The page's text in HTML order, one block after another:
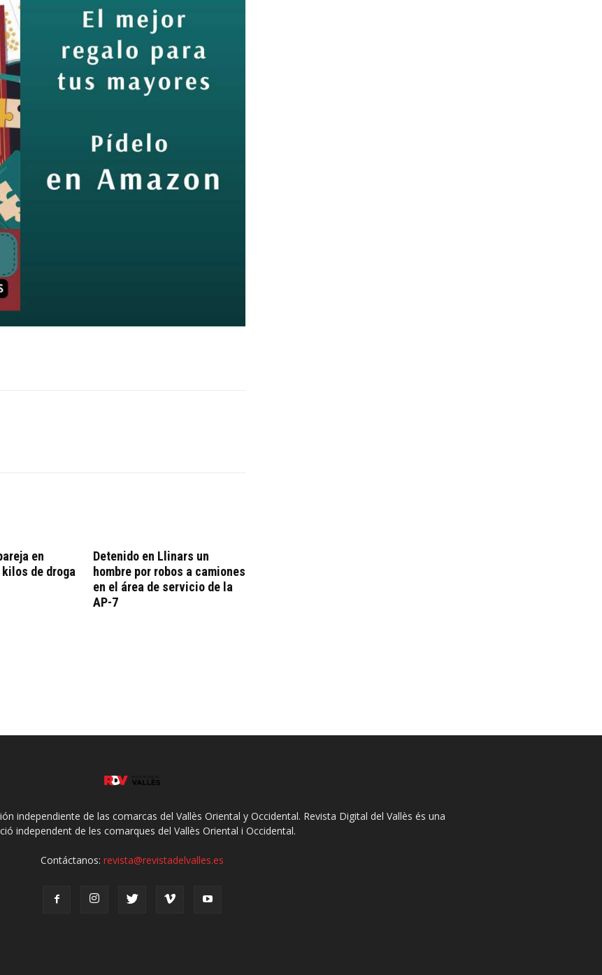
en
de droga
Detenido en Llinars un
hombre por robos a camiones
en el área de servicio de la
AP-7
independiente de las comarcas del Vallès Oriental y Occidental. Revista Digital del Vallès és una
independent de les comarques del Vallès Oriental i Occidental.
Contáctanos: revista@revistadelvalles.es